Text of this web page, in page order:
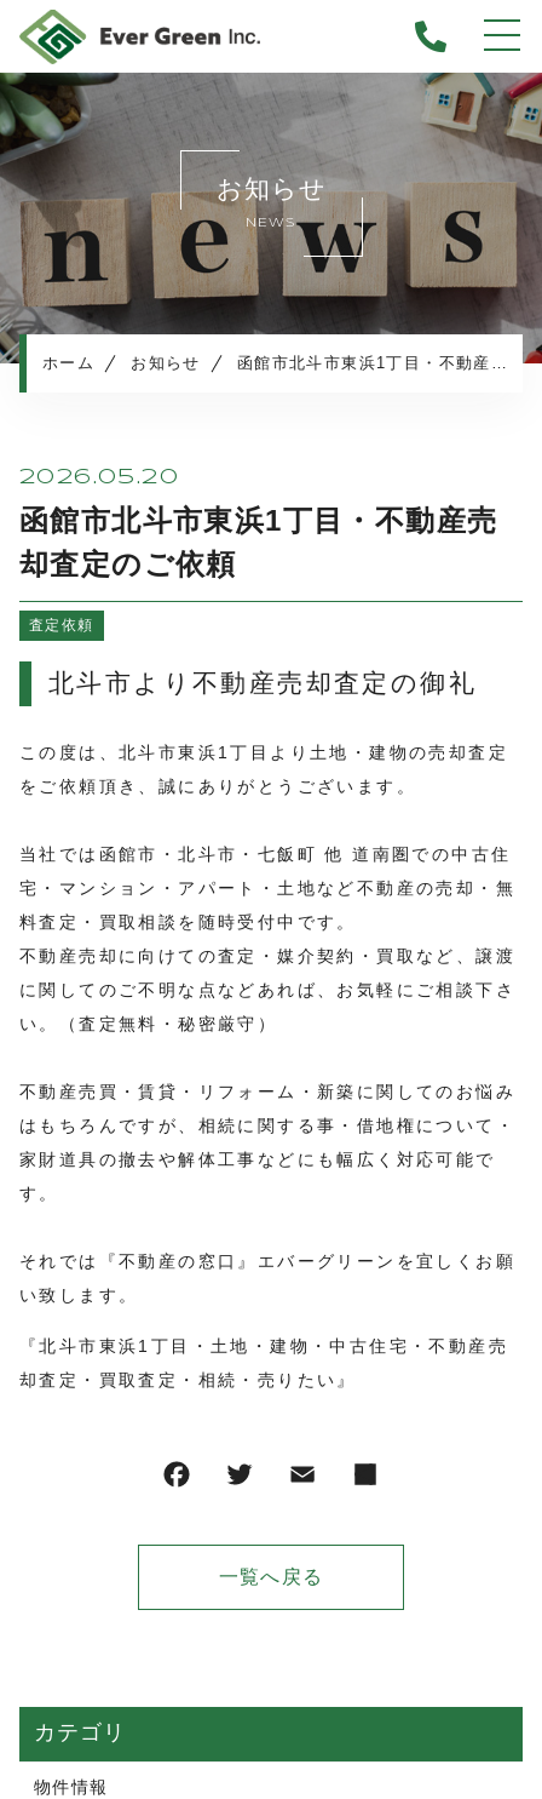
ホーム
当社について
不動産売却について
仲介売却
業者買取
不動産売却の流れ
よくある質問
お知らせ
プライバシーポリシー
お知らせ
NEWS
ホーム お知らせ 函館市北斗市東浜1丁目・不動産売却査定のご依頼
2026.05.20
函館市北斗市東浜1丁目・不動産売
却査定のご依頼
査定依頼
北斗市より不動産売却査定の御礼
この度は、北斗市東浜1丁目より土地・建物の売却査定
をご依頼頂き、誠にありがとうございます。
当社では函館市・北斗市・七飯町 他 道南圏での中古住
宅・マンション・アパート・土地など不動産の売却・無
料査定・買取相談を随時受付中です。
不動産売却に向けての査定・媒介契約・買取など、譲渡
に関してのご不明な点などあれば、お気軽にご相談下さ
い。（査定無料・秘密厳守）
不動産売買・賃貸・リフォーム・新築に関してのお悩み
はもちろんですが、相続に関する事・借地権について・
家財道具の撤去や解体工事などにも幅広く対応可能で
す。
それでは『不動産の窓口』エバーグリーンを宜しくお願
い致します。
『北斗市東浜1丁目・土地・建物・中古住宅・不動産売
却査定・買取査定・相続・売りたい』
一覧へ戻る
カテゴリ
物件情報